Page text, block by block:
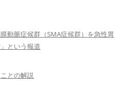
動脈症候群（SMA症候群）を急性胃
という報道
との解説